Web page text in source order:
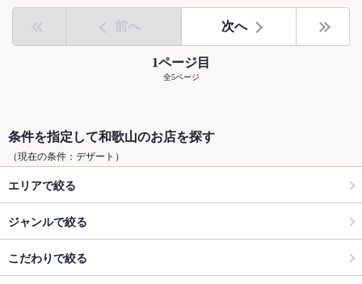
前へ 次へ
1ページ目
全5ページ
条件を指定して和歌山のお店を探す
（現在の条件：デザート）
エリアで絞る
ジャンルで絞る
こだわりで絞る